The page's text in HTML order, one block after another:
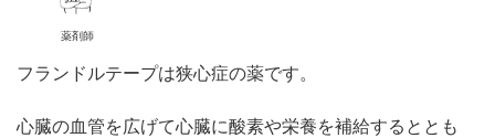
薬剤師
フランドルテープは狭心症の薬です。
心臓の血管を広げて心臓に酸素や栄養を補給するととも